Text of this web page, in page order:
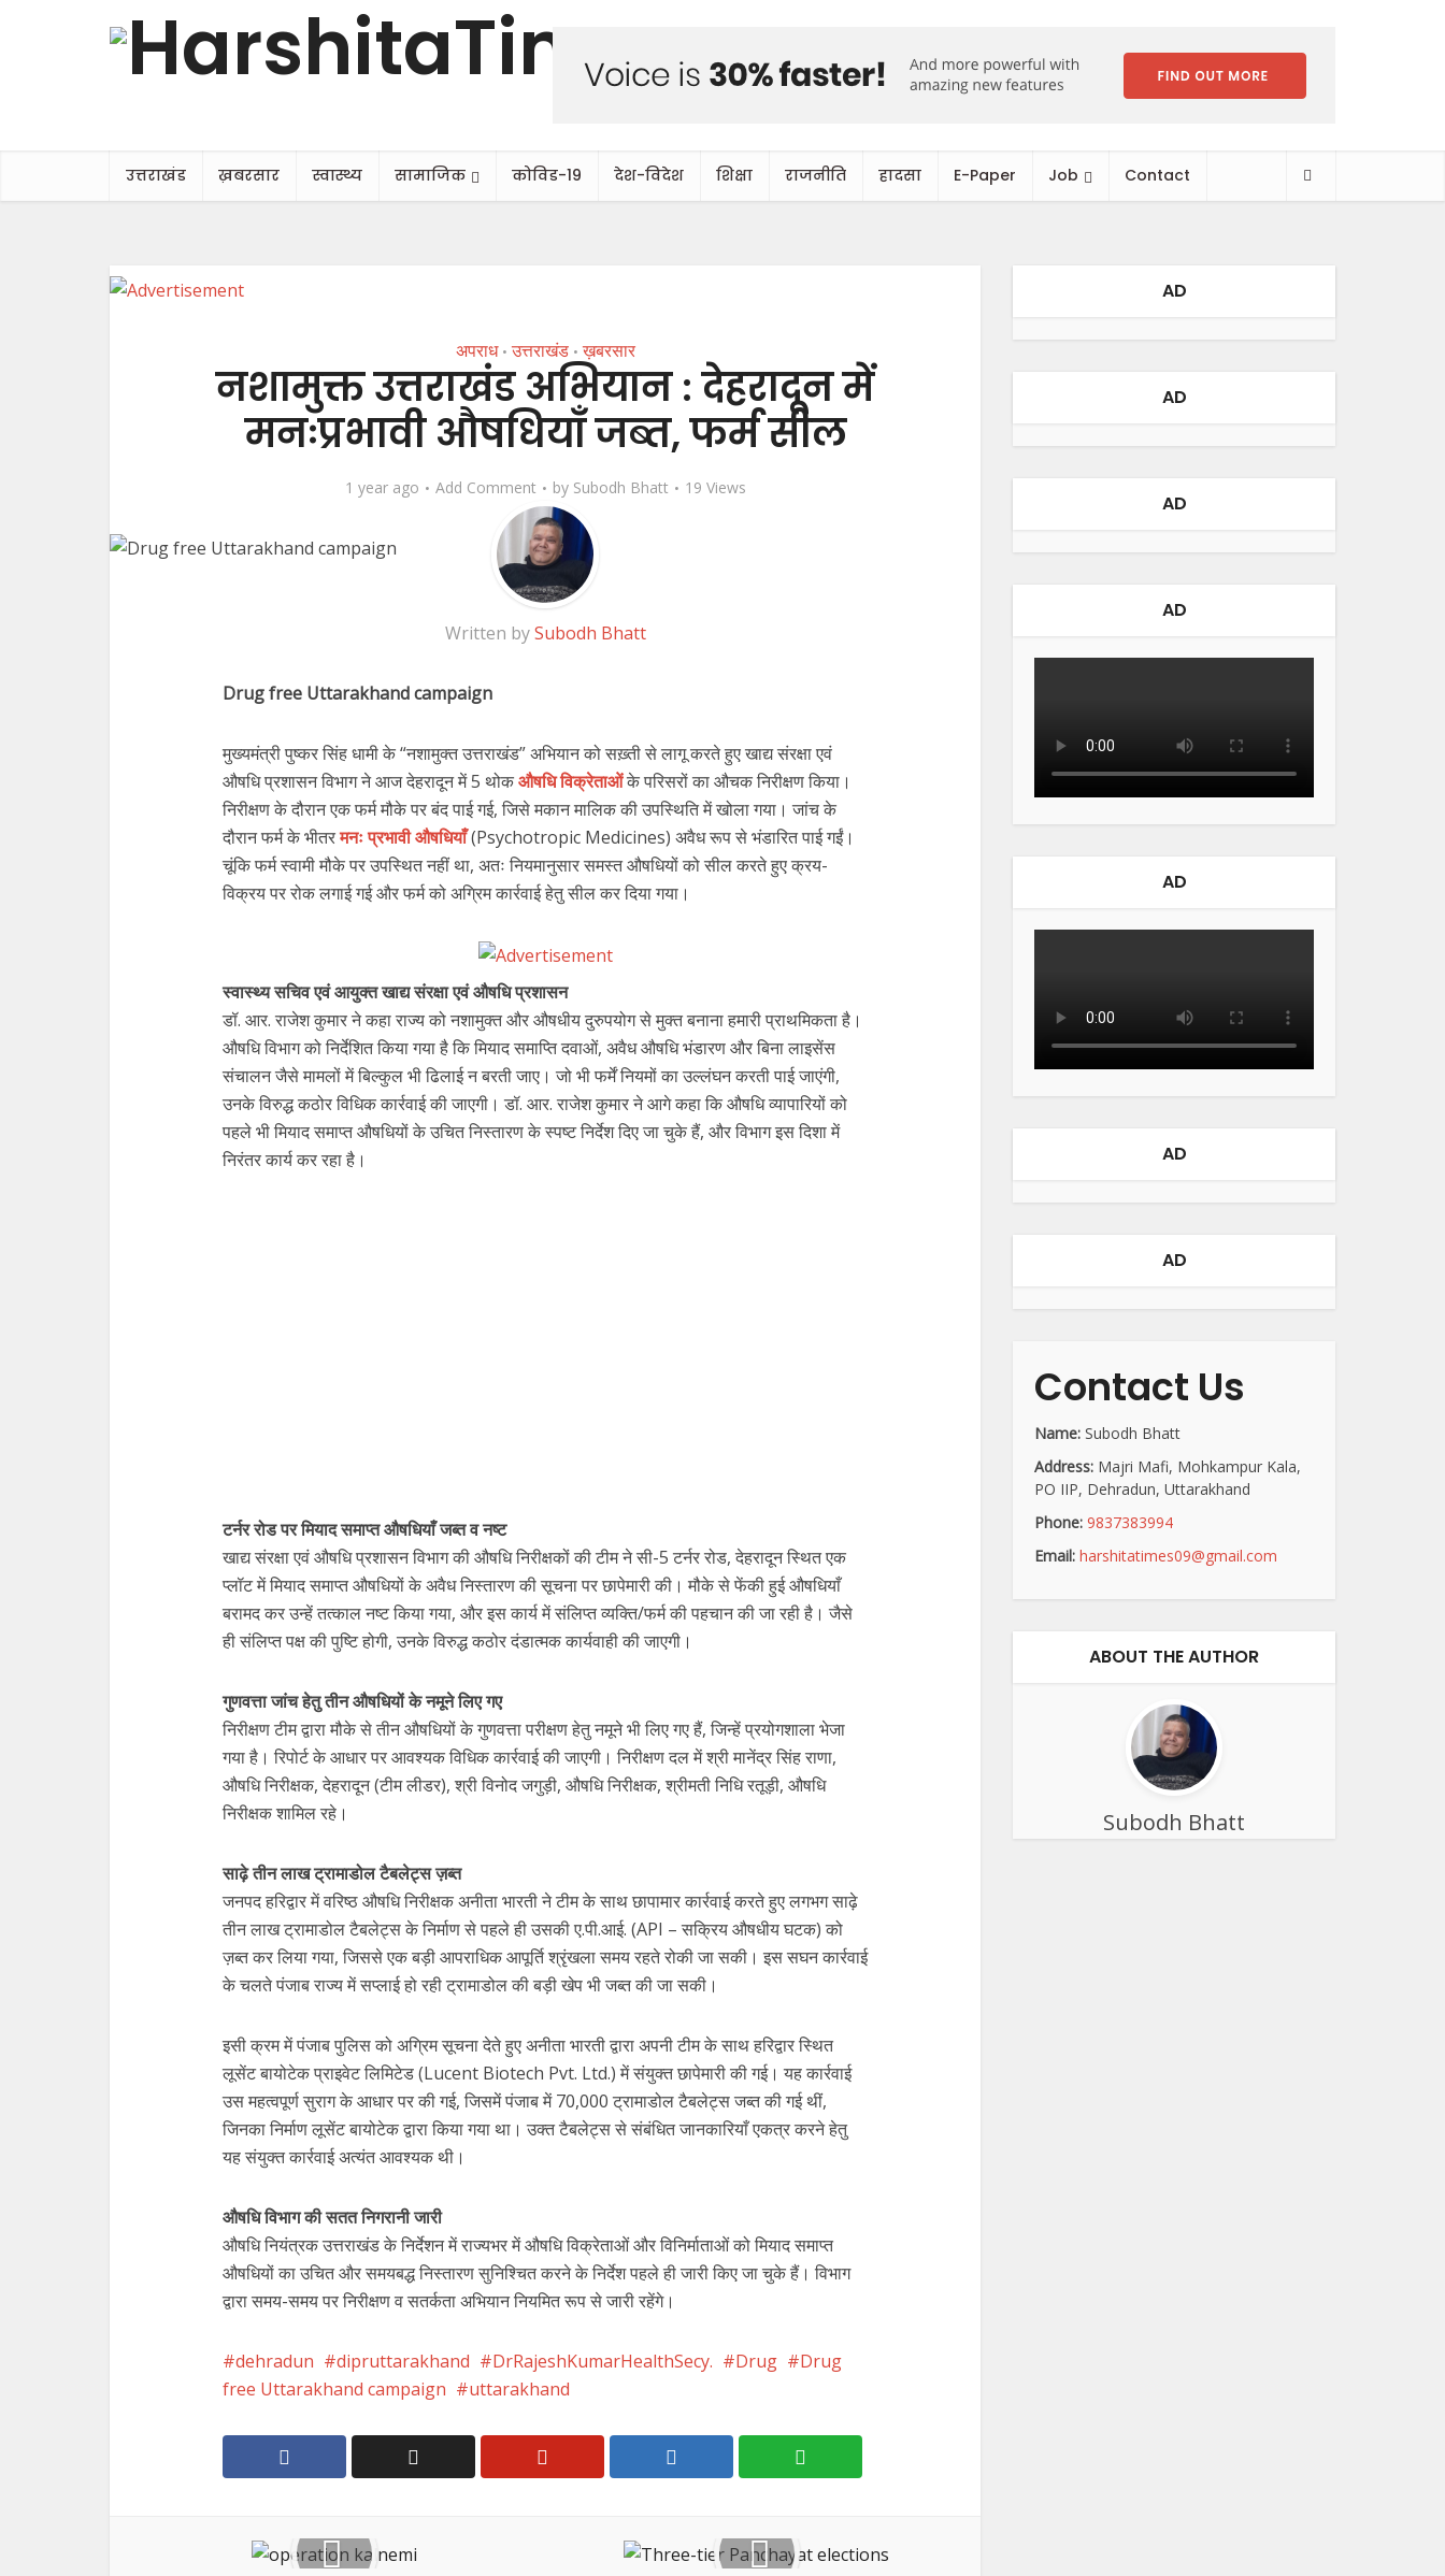
उत्तराखंड ख़बरसार स्वास्थ्य सामाजिक कोविड-19 देश-विदेश शिक्षा राजनीति हादसा E-Paper Job Contact
अपराध • उत्तराखंड • ख़बरसार
नशामुक्त उत्तराखंड अभियान : देहरादून में
मनःप्रभावी औषधियाँ जब्त, फर्म सील
1 year ago Add Comment by Subodh Bhatt 19 Views
Written bySubodh Bhatt
Drug free Uttarakhand campaign
मुख्यमंत्री पुष्कर सिंह धामी के “नशामुक्त उत्तराखंड” अभियान को सख़्ती से लागू करते हुए खाद्य संरक्षा एवं
औषधि प्रशासन विभाग ने आज देहरादून में 5 थोकऔषधि विक्रेताओंके परिसरों का औचक निरीक्षण किया।
निरीक्षण के दौरान एक फर्म मौके पर बंद पाई गई, जिसे मकान मालिक की उपस्थिति में खोला गया। जांच के
दौरान फर्म के भीतरमनः प्रभावी औषधियाँ(Psychotropic Medicines) अवैध रूप से भंडारित पाई गईं।
चूंकि फर्म स्वामी मौके पर उपस्थित नहीं था, अतः नियमानुसार समस्त औषधियों को सील करते हुए क्रय-
विक्रय पर रोक लगाई गई और फर्म को अग्रिम कार्रवाई हेतु सील कर दिया गया।
स्वास्थ्य सचिव एवं आयुक्त खाद्य संरक्षा एवं औषधि प्रशासन
डॉ. आर. राजेश कुमार ने कहा राज्य को नशामुक्त और औषधीय दुरुपयोग से मुक्त बनाना हमारी प्राथमिकता है।
औषधि विभाग को निर्देशित किया गया है कि मियाद समाप्ति दवाओं, अवैध औषधि भंडारण और बिना लाइसेंस
संचालन जैसे मामलों में बिल्कुल भी ढिलाई न बरती जाए। जो भी फर्में नियमों का उल्लंघन करती पाई जाएंगी,
उनके विरुद्ध कठोर विधिक कार्रवाई की जाएगी। डॉ. आर. राजेश कुमार ने आगे कहा कि औषधि व्यापारियों को
पहले भी मियाद समाप्त औषधियों के उचित निस्तारण के स्पष्ट निर्देश दिए जा चुके हैं, और विभाग इस दिशा में
निरंतर कार्य कर रहा है।
टर्नर रोड पर मियाद समाप्त औषधियाँ जब्त व नष्ट
खाद्य संरक्षा एवं औषधि प्रशासन विभाग की औषधि निरीक्षकों की टीम ने सी-5 टर्नर रोड, देहरादून स्थित एक
प्लॉट में मियाद समाप्त औषधियों के अवैध निस्तारण की सूचना पर छापेमारी की। मौके से फेंकी हुई औषधियाँ
बरामद कर उन्हें तत्काल नष्ट किया गया, और इस कार्य में संलिप्त व्यक्ति/फर्म की पहचान की जा रही है। जैसे
ही संलिप्त पक्ष की पुष्टि होगी, उनके विरुद्ध कठोर दंडात्मक कार्यवाही की जाएगी।
गुणवत्ता जांच हेतु तीन औषधियों के नमूने लिए गए
निरीक्षण टीम द्वारा मौके से तीन औषधियों के गुणवत्ता परीक्षण हेतु नमूने भी लिए गए हैं, जिन्हें प्रयोगशाला भेजा
गया है। रिपोर्ट के आधार पर आवश्यक विधिक कार्रवाई की जाएगी। निरीक्षण दल में श्री मानेंद्र सिंह राणा,
औषधि निरीक्षक, देहरादून (टीम लीडर), श्री विनोद जगुड़ी, औषधि निरीक्षक, श्रीमती निधि रतूड़ी, औषधि
निरीक्षक शामिल रहे।
साढ़े तीन लाख ट्रामाडोल टैबलेट्स ज़ब्त
जनपद हरिद्वार में वरिष्ठ औषधि निरीक्षक अनीता भारती ने टीम के साथ छापामार कार्रवाई करते हुए लगभग साढ़े
तीन लाख ट्रामाडोल टैबलेट्स के निर्माण से पहले ही उसकी ए.पी.आई. (API – सक्रिय औषधीय घटक) को
ज़ब्त कर लिया गया, जिससे एक बड़ी आपराधिक आपूर्ति श्रृंखला समय रहते रोकी जा सकी। इस सघन कार्रवाई
के चलते पंजाब राज्य में सप्लाई हो रही ट्रामाडोल की बड़ी खेप भी जब्त की जा सकी।
इसी क्रम में पंजाब पुलिस को अग्रिम सूचना देते हुए अनीता भारती द्वारा अपनी टीम के साथ हरिद्वार स्थित
लूसेंट बायोटेक प्राइवेट लिमिटेड (Lucent Biotech Pvt. Ltd.) में संयुक्त छापेमारी की गई। यह कार्रवाई
उस महत्वपूर्ण सुराग के आधार पर की गई, जिसमें पंजाब में 70,000 ट्रामाडोल टैबलेट्स जब्त की गई थीं,
जिनका निर्माण लूसेंट बायोटेक द्वारा किया गया था। उक्त टैबलेट्स से संबंधित जानकारियाँ एकत्र करने हेतु
यह संयुक्त कार्रवाई अत्यंत आवश्यक थी।
औषधि विभाग की सतत निगरानी जारी
औषधि नियंत्रक उत्तराखंड के निर्देशन में राज्यभर में औषधि विक्रेताओं और विनिर्माताओं को मियाद समाप्त
औषधियों का उचित और समयबद्ध निस्तारण सुनिश्चित करने के निर्देश पहले ही जारी किए जा चुके हैं। विभाग
द्वारा समय-समय पर निरीक्षण व सतर्कता अभियान नियमित रूप से जारी रहेंगे।
dehradun dipruttarakhand DrRajeshKumarHealthSecy. Drug
Drug
free Uttarakhand campaign
uttarakhand
AD
AD
AD
AD
AD
AD
AD
Contact Us
Name: Subodh Bhatt
Address: Majri Mafi, Mohkampur Kala,
PO IIP, Dehradun, Uttarakhand
Phone: 9837383994
Email: harshitatimes09@gmail.com
ABOUT THE AUTHOR
Subodh Bhatt